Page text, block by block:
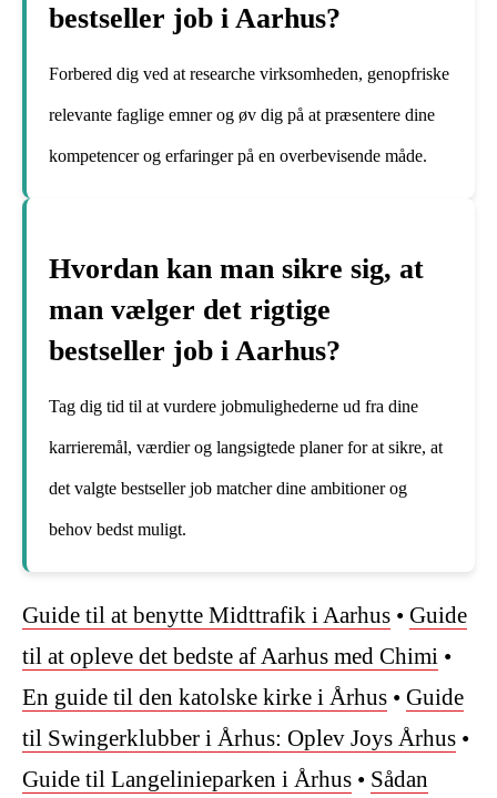
bestseller job i Aarhus?
Forbered dig ved at researche virksomheden, genopfriske
relevante faglige emner og øv dig på at præsentere dine
kompetencer og erfaringer på en overbevisende måde.
Hvordan kan man sikre sig, at
man vælger det rigtige
bestseller job i Aarhus?
Tag dig tid til at vurdere jobmulighederne ud fra dine
karrieremål, værdier og langsigtede planer for at sikre, at
det valgte bestseller job matcher dine ambitioner og
behov bedst muligt.
Guide til at benytte Midttrafik i Aarhus • Guide
til at opleve det bedste af Aarhus med Chimi •
En guide til den katolske kirke i Århus • Guide
til Swingerklubber i Århus: Oplev Joys Århus •
Guide til Langelinieparken i Århus • Sådan